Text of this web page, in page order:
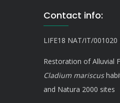
Contact info:
LIFE18 NAT/IT/001020
Restoration of Alluvial
Cladium mariscus
and Natura 2000 sites